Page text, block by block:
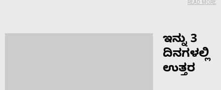
READ MORE
ಇನ್ನು 3
ದಿನಗಳಲ್ಲಿ
ಉತ್ತರ